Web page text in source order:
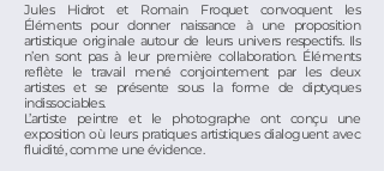
Jules Hidrot et Romain Froquet convoquent les
Éléments pour donner naissance à une proposition
artistique originale autour de leurs univers respectifs. Ils
n’en sont pas à leur première collaboration. Éléments
reflète le travail mené conjointement par les deux
artistes et se présente sous la forme de diptyques
indissociables.
L’artiste peintre et le photographe ont conçu une
exposition où leurs pratiques artistiques dialoguent avec
fluidité, comme une évidence.